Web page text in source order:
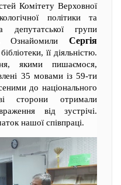
Комітету Верховної
політики та
депутатської групи
Ознайомили Сергія
її діяльністю.
якими пишаємося,
35 мовами із 59-ти
до національного
сторони отримали
від зустрічі.
нашої співпраці.